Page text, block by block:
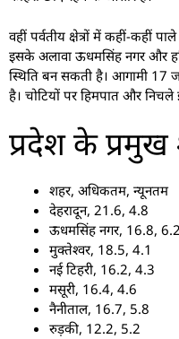
वहीं पर्वतीय क्षेत्रों में कहीं-कहीं
इसके अलावा ऊधमसिंह नगर और
स्थिति बन सकती है। आगामी 17
है। चोटियों पर हिमपात और
प्रदेश के प्रमुख
शहर, अधिकतम, न्यूनतम
देहरादून, 21.6, 4.8
ऊधमसिंह नगर, 16.8, 6.2
मुक्तेश्वर, 18.5, 4.1
नई टिहरी, 16.2, 4.3
मसूरी, 16.4, 4.6
नैनीताल, 16.7, 5.8
रुड़की, 12.2, 5.2